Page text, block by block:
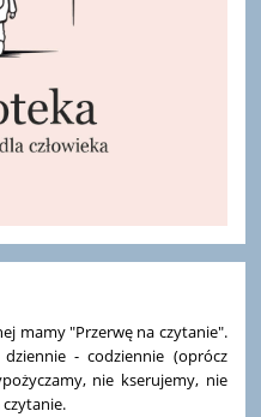
mamy "Przerwę na czytanie".
- codziennie (oprócz
nie kserujemy, nie